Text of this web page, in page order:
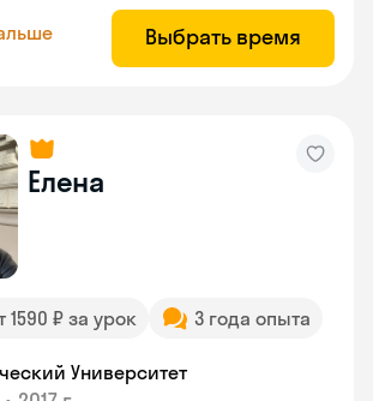
Выбрать время
Елена
1590 ₽ за урок 3 года опыта
Университет